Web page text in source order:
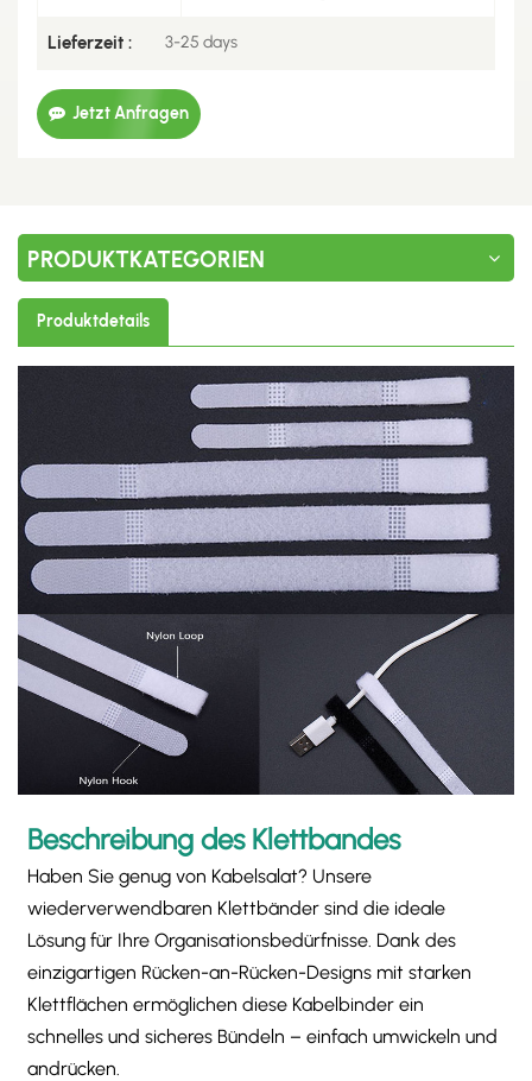
Lieferzeit : 3-25 days
Jetzt Anfragen
PRODUKTKATEGORIEN
Produktdetails
Beschreibung des Klettbandes
Haben Sie genug von Kabelsalat? Unsere
wiederverwendbaren Klettbänder sind die ideale
Lösung für Ihre Organisationsbedürfnisse. Dank des
einzigartigen Rücken-an-Rücken-Designs mit starken
Klettflächen ermöglichen diese Kabelbinder ein
schnelles und sicheres Bündeln – einfach umwickeln und
andrücken.